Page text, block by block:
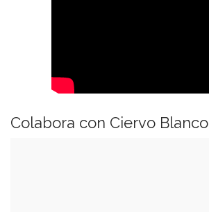
Colabora con Ciervo Blanco